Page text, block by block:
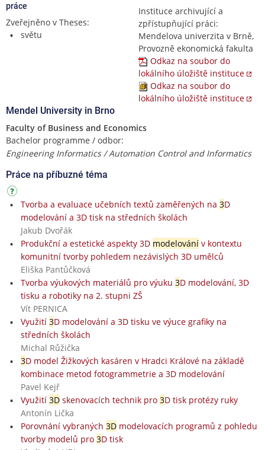
práce
Zveřejněno v Theses:
světu
Instituce archivující a
zpřístupňující práci:
Mendelova univerzita v Brně,
Provozně ekonomická fakulta
Odkaz na soubor do
lokálního úložiště instituce
Odkaz na soubor do
lokálního úložiště instituce
Mendel University in Brno
Faculty of Business and Economics
Bachelor programme / odbor:
Engineering Informatics / Automation Control and Informatics
Práce na příbuzné téma
Tvorba a evaluace učebních textů zaměřených na 3D
modelování a 3D tisk na středních školách
Jakub Dvořák
Produkční a estetické aspekty 3D modelovánív kontextu
komunitní tvorby pohledem nezávislých 3D umělců
Eliška Pantůčková
Tvorba výukových materiálů pro výuku 3D modelování, 3D
tisku a robotiky na 2. stupni ZŠ
Vít PERNICA
Využití 3D modelování a 3D tisku ve výuce grafiky na
středních školách
Michal Růžička
3D model Žižkových kasáren v Hradci Králové na základě
kombinace metod fotogrammetrie a 3D modelování
Pavel Kejř
Využití 3Dskenovacích technik pro 3D tisk protézy ruky
Antonín Lička
Porovnání vybraných 3Dmodelovacích programů z pohledu
tvorby modelů pro 3D tisk